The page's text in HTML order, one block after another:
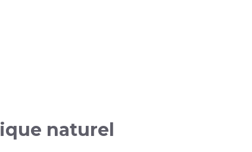
naturel